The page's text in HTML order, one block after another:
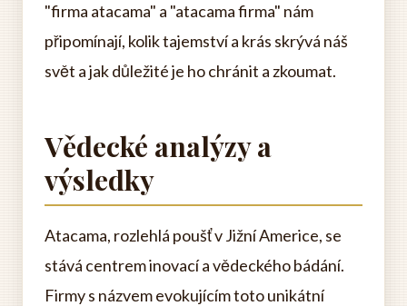
"firma atacama" a "atacama firma" nám
připomínají, kolik tajemství a krás skrývá náš
svět a jak důležité je ho chránit a zkoumat.
Vědecké analýzy a
výsledky
Atacama, rozlehlá poušť v Jižní Americe, se
stává centrem inovací a vědeckého bádání.
Firmy s názvem evokujícím toto unikátní